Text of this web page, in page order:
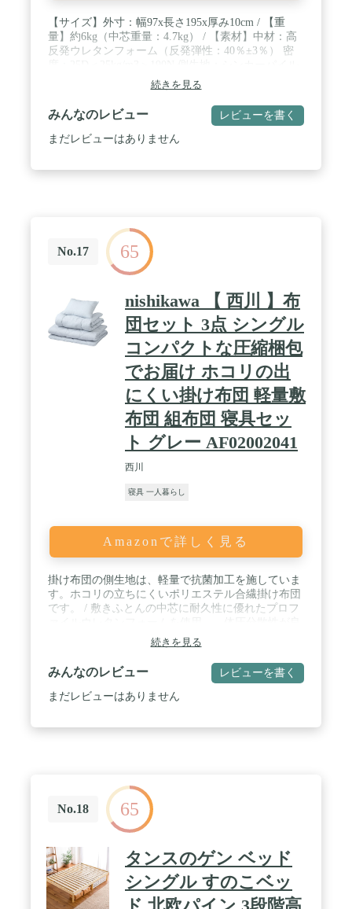
【サイズ】外寸：幅97x長さ195x厚み10cm / 【重
量】約6kg（中芯重量：4.7kg） / 【素材】中材：高
反発ウレタンフォーム（反発弾性：40％±3％） 密
/ 【梱包サイズ】幅39×奥行39×高さ54cm【中国製】
/ ※マットレスは約1~2日で復元します。気温や温度
により3~14日かかる場合もあります。 ※圧縮梱包
のマットレスについて、ウレタンフォームの感温性
（反発弾性フォームは温度が高くなると柔らかくな
程でウレタンフォームの重量に若干の個体差が生じ
る場合があります。 ※当商品は圧縮梱包を採用して
います。開封時の膨張によりカバーのファスナーが
破損することを防ぐため、あらかじめ10cmほどファ
スナーを開けています。開封後はお手数ですがファ
スナーを閉めてご使用ください。 ※布団乾燥機・電
気毛布など、高温になるもののそばでのご使用はお
控えください。変形のおそれがあります。 ※2023年
4月25日よりプロファイルタイプの販売を開始しま
続きを見る
みんなのレビュー レビューを書く
まだレビューはありません
No.17 65
nishikawa 【 西川 】布
団セット 3点 シングル
コンパクトな圧縮梱包
でお届け ホコリの出
にくい掛け布団 軽量敷
布団 組布団 寝具セッ
ト グレー AF02002041
西川
寝具 一人暮らし
Amazonで詳しく見る
掛け布団の側生地は、軽量で抗菌加工を施していま
す。ホコリの立ちにくいポリエステル合繊掛け布団
です。 / 敷きふとんの中芯に耐久性に優れたプロフ
く体をしっかりと支える敷きふとんです。軽量の敷
きふとんなので干しやすく、清潔に快適にお使いい
ただけます。 / 敷きふとんは圧縮した状態でお届け
いたします。詰め物のウレタンは素材の特性上、圧
縮袋から取り出し敷きふとんを広げて数時間で本来
続きを見る
みんなのレビュー レビューを書く
まだレビューはありません
No.18 65
タンスのゲン ベッド
シングル すのこベッ